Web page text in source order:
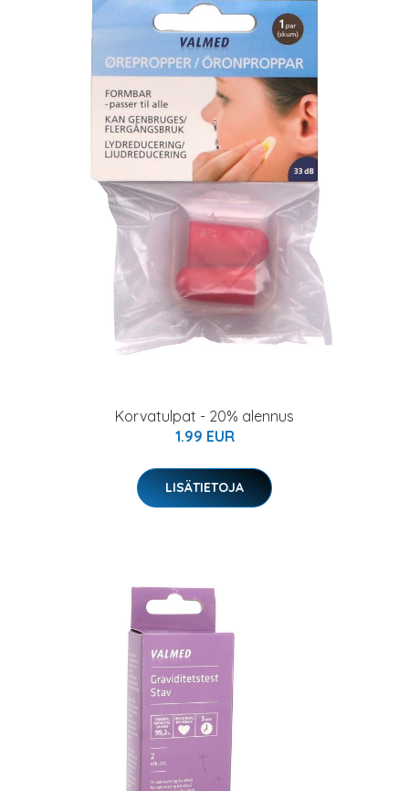
Korvatulpat - 20% alennus
1.99 EUR
LISÄTIETOJA